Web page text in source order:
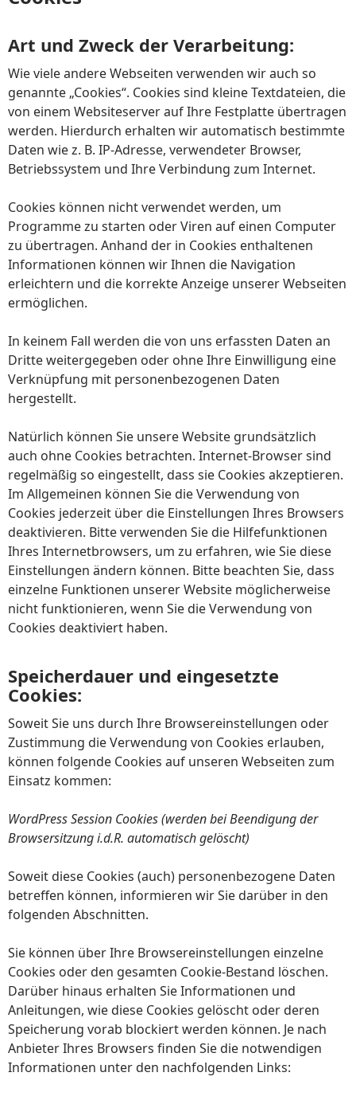
Art und Zweck der Verarbeitung:
Wie viele andere Webseiten verwenden wir auch so
genannte „Cookies“. Cookies sind kleine Textdateien, die
von einem Websiteserver auf Ihre Festplatte übertragen
werden. Hierdurch erhalten wir automatisch bestimmte
Daten wie z. B. IP-Adresse, verwendeter Browser,
Betriebssystem und Ihre Verbindung zum Internet.
Cookies können nicht verwendet werden, um
Programme zu starten oder Viren auf einen Computer
zu übertragen. Anhand der in Cookies enthaltenen
Informationen können wir Ihnen die Navigation
erleichtern und die korrekte Anzeige unserer Webseiten
ermöglichen.
In keinem Fall werden die von uns erfassten Daten an
Dritte weitergegeben oder ohne Ihre Einwilligung eine
Verknüpfung mit personenbezogenen Daten
hergestellt.
Natürlich können Sie unsere Website grundsätzlich
auch ohne Cookies betrachten. Internet-Browser sind
regelmäßig so eingestellt, dass sie Cookies akzeptieren.
Im Allgemeinen können Sie die Verwendung von
Cookies jederzeit über die Einstellungen Ihres Browsers
deaktivieren. Bitte verwenden Sie die Hilfefunktionen
Ihres Internetbrowsers, um zu erfahren, wie Sie diese
Einstellungen ändern können. Bitte beachten Sie, dass
einzelne Funktionen unserer Website möglicherweise
nicht funktionieren, wenn Sie die Verwendung von
Cookies deaktiviert haben.
Speicherdauer und eingesetzte
Cookies:
Soweit Sie uns durch Ihre Browsereinstellungen oder
Zustimmung die Verwendung von Cookies erlauben,
können folgende Cookies auf unseren Webseiten zum
Einsatz kommen:
WordPress Session Cookies (werden bei Beendigung der
Browsersitzung i.d.R. automatisch gelöscht)
Soweit diese Cookies (auch) personenbezogene Daten
betreffen können, informieren wir Sie darüber in den
folgenden Abschnitten.
Sie können über Ihre Browsereinstellungen einzelne
Cookies oder den gesamten Cookie-Bestand löschen.
Darüber hinaus erhalten Sie Informationen und
Anleitungen, wie diese Cookies gelöscht oder deren
Speicherung vorab blockiert werden können. Je nach
Anbieter Ihres Browsers finden Sie die notwendigen
Informationen unter den nachfolgenden Links: